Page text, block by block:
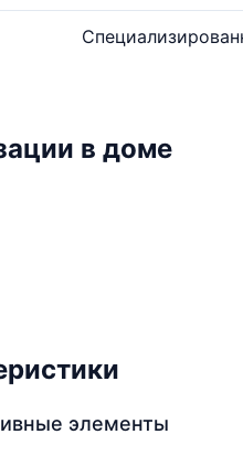
в доме
элементы